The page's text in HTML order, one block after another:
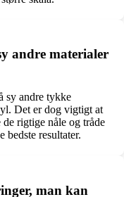
andre materialer
sy andre tykke
Det er dog vigtigt at
rigtige nåle og tråde
bedste resultater.
man kan